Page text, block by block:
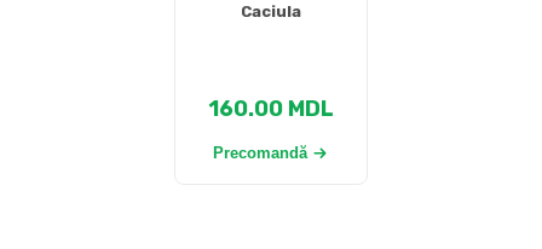
Caciula
160.00 MDL
Precomandă